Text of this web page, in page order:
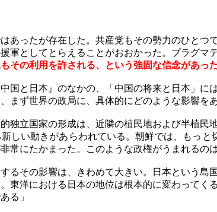
ったが存在した。共産党もその勢力のひとつ
軍としてとらえることがおおかった。プラグマ
その利用を許される、という強固な信念があっ
と日本』のなかの、「中国の将来と日本」に
まず世界の政局に、具体的にどのような影響を
立国家の形成は、近隣の植民地および半植民
しい動きがあらわれている。朝鮮では、もっと
常にたかまった。このような政権がうまれるの
るその影響は、きわめて大きい。日本という
東洋における日本の地位は根本的に変わって
る」